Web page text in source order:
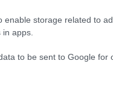
enable storage related to
apps.
to be sent to Google for